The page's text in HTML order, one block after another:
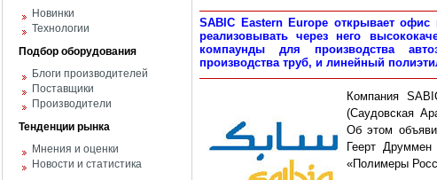
Новинки
Технологии
Подбор оборудования
Блоги производителей
Поставщики
Производители
Тенденции рынка
Мнения и оценки
Новости и статистика
SABIC Eastern Europe открывает
реализовывать через него
компаунды для производства
производства труб, и линейный
Компания
(Саудовская
Об этом
Геерт
«Полимеры